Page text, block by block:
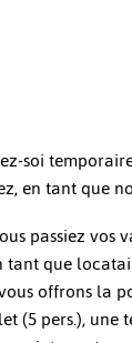
soi
en tant que
passiez
tant que
offrons la
(5 pers.), une